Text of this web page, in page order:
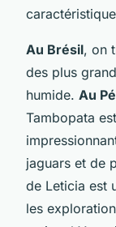
Au Brésil, on
des plus
humide. Au
Tambopata
jaguars et de
de Leticia est
les